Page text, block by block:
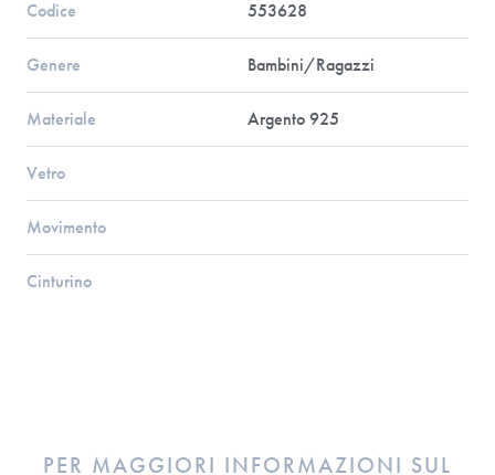
Codice 553628
Genere Bambini/Ragazzi
Materiale Argento 925
Vetro
Movimento
Cinturino
PER MAGGIORI INFORMAZIONI SUL